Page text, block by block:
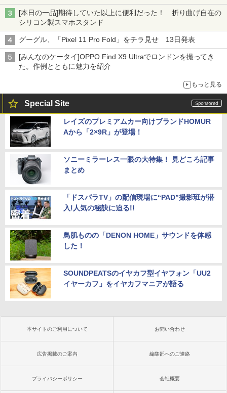
[本日の一品]期待していた以上に便利だった！ 折り曲げ自在の
シリコン製スマホスタンド
グーグル、「Pixel 11 Pro Fold」をチラ見せ 13日発表
[みんなのケータイ]OPPO Find X9 Ultraでロンドンを撮ってき
た。作例とともに魅力を紹介
もっと見る
Special Site
レイズのプレミアムカー向けブランドHOMUR
Aから「2×9R」が登場！
ソニーミラーレス一眼の大特集！ 見どころ記事
まとめ
「ドスパラTV」の配信現場に“PAD”撮影班が潜
入!人気の秘訣に迫る!!
鳥肌ものの「DENON HOME」サウンドを体感
した！
SOUNDPEATSのイヤカフ型イヤフォン「UU2
イヤーカフ」をイヤカフマニアが語る
本サイトのご利用について お問い合わせ
広告掲載のご案内 編集部へのご連絡
プライバシーポリシー 会社概要